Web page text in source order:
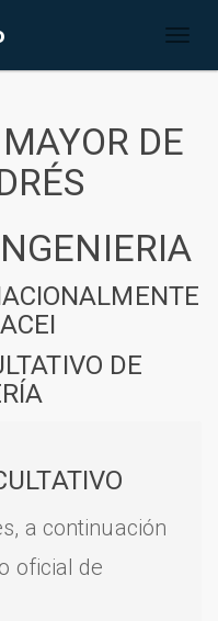
DE
DE
a continuación
oficial de